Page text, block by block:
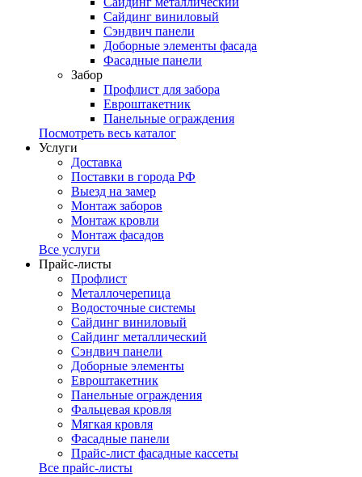
Сайдинг виниловый
Сэндвич панели
Доборные элементы фасада
Фасадные панели
Забор
Профлист для забора
Евроштакетник
Панельные ограждения
Посмотреть весь каталог
Услуги
Доставка
Поставки в города РФ
Выезд на замер
Монтаж заборов
Монтаж кровли
Монтаж фасадов
Все услуги
Прайс-листы
Профлист
Металлочерепица
Водосточные системы
Сайдинг виниловый
Сайдинг металлический
Сэндвич панели
Доборные элементы
Евроштакетник
Панельные ограждения
Фальцевая кровля
Мягкая кровля
Фасадные панели
Прайс-лист фасадные кассеты
Все прайс-листы